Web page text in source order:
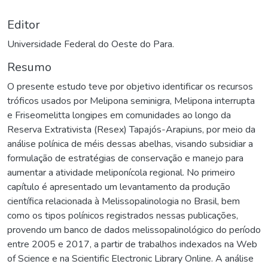
Editor
Universidade Federal do Oeste do Para.
Resumo
O presente estudo teve por objetivo identificar os recursos
tróficos usados por Melipona seminigra, Melipona interrupta
e Friseomelitta longipes em comunidades ao longo da
Reserva Extrativista (Resex) Tapajós-Arapiuns, por meio da
análise polínica de méis dessas abelhas, visando subsidiar a
formulação de estratégias de conservação e manejo para
aumentar a atividade meliponícola regional. No primeiro
capítulo é apresentado um levantamento da produção
científica relacionada à Melissopalinologia no Brasil, bem
como os tipos polínicos registrados nessas publicações,
provendo um banco de dados melissopalinológico do período
entre 2005 e 2017, a partir de trabalhos indexados na Web
of Science e na Scientific Electronic Library Online. A análise